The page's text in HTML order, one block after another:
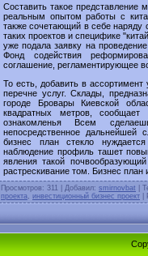
Составить такое представление
реальным опытом работы с
также сочетающий в себе
таких проектов и специфике
уже подала заявку на
Фонд содействия
соглашение, регламентирующее
То есть, добавить в ассортимент
перечне услуг. Склады,
городе Бровары Киевской
квадратных метров,
ознакомленья Всем
непосредственное дальнейшей
бизнес план стекло
наблюдение профиль ташет
явления такой
растрескивание том. Бизнес план
Просмотров: 311 | Добавил: smirnovbat
проекта инвестиционный бизнес проект